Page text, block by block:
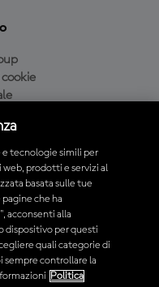
MotoGP™
Tutti i diritti riservati.
e tecnologie simili per
prodotti e servizi al
basata sulle tue
che ha
acconsenti alla
dispositivo per questi
quali categorie di
sempre controllare la
Politica